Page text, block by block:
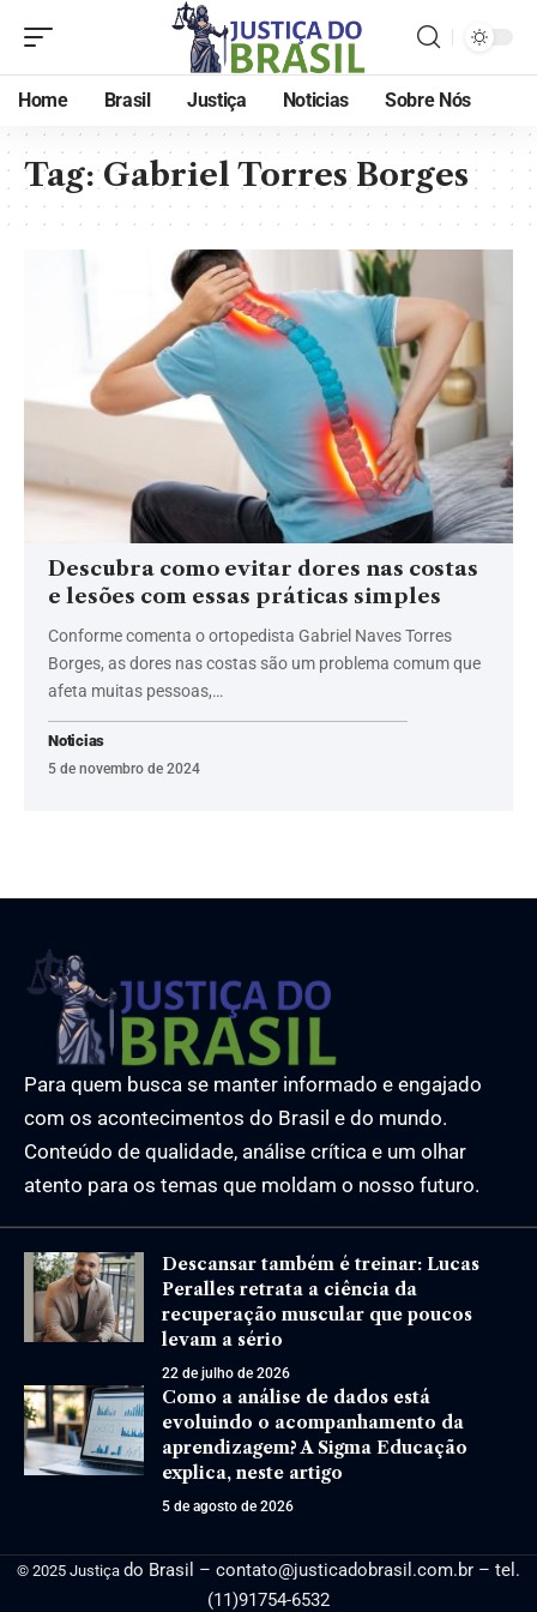
Home Brasil Justiça Noticias Sobre Nós
Tag:Gabriel Torres Borges
Descubra como evitar dores nas costas
e lesões com essas práticas simples
Conforme comenta o ortopedista Gabriel Naves Torres
Borges, as dores nas costas são um problema comum que
afeta muitas pessoas,…
Noticias
5 de novembro de 2024
Para quem busca se manter informado e engajado
com os acontecimentos do Brasil e do mundo.
Conteúdo de qualidade, análise crítica e um olhar
atento para os temas que moldam o nosso futuro.
Descansar também é treinar: Lucas
Peralles retrata a ciência da
recuperação muscular que poucos
levam a sério
22 de julho de 2026
Como a análise de dados está
evoluindo o acompanhamento da
aprendizagem? A Sigma Educação
explica, neste artigo
5 de agosto de 2026
© 2025 Justiça do Brasil – contato@justicadobrasil.com.br – tel.
(11)91754-6532